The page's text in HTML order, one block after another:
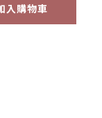
入購物車